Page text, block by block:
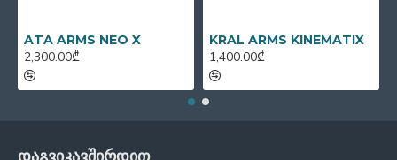
ATA ARMS NEO X
2,300.00₾
KRAL ARMS KINEMATIX
1,400.00₾